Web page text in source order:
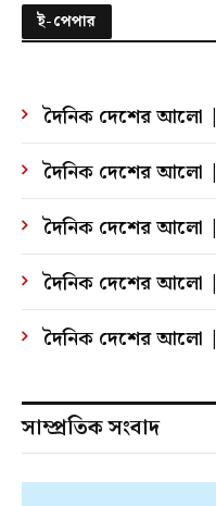
ই-পেপার
দৈনিক দেশের আলো
দৈনিক দেশের আলো
দৈনিক দেশের আলো
দৈনিক দেশের আলো
দৈনিক দেশের আলো
সাম্প্রতিক সংবাদ